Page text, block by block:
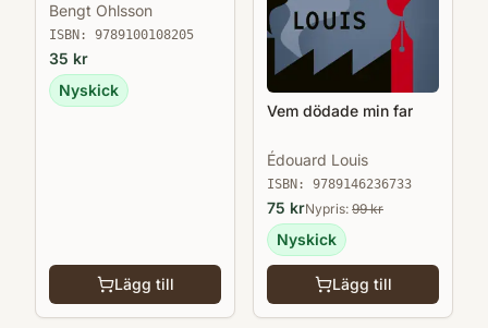
Bengt Ohlsson
ISBN: 9789100108205
35 kr
Nyskick
Lägg till
Vem dödade min far
Édouard Louis
ISBN: 9789146236733
75 krNypris: 99kr
Nyskick
Lägg till